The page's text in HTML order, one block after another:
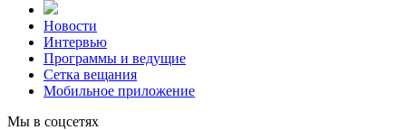
Новости
Интервью
Программы и ведущие
Сетка вещания
Мобильное приложение
Мы в соцсетях